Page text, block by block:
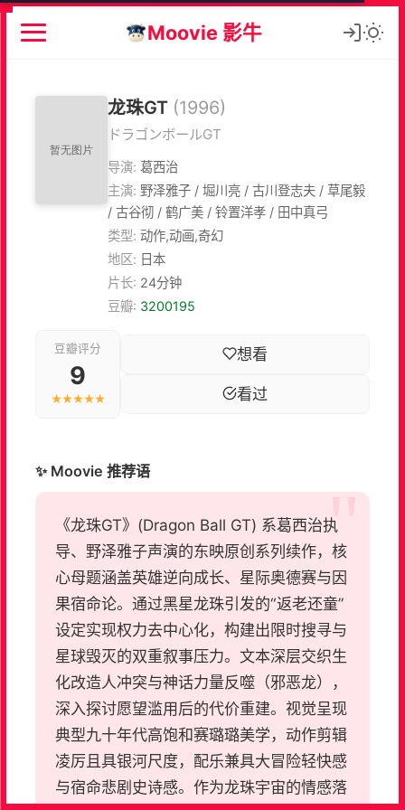
Moovie 影牛
龙珠GT (1996)
ドラゴンボールGT
导演: 葛西治
主演: 野泽雅子 / 堀川亮 / 古川登志夫 / 草尾毅
/ 古谷彻 / 鹤广美 / 铃置洋孝 / 田中真弓
类型: 动作,动画,奇幻
地区: 日本
片长: 24分钟
豆瓣: 3200195
豆瓣评分
9
★★★★★
想看
看过
✨ Moovie 推荐语
《龙珠GT》(Dragon Ball GT) 系葛西治执
导、野泽雅子声演的东映原创系列续作，核
心母题涵盖英雄逆向成长、星际奥德赛与因
果宿命论。通过黑星龙珠引发的“返老还童”
设定实现权力去中心化，构建出限时搜寻与
星球毁灭的双重叙事压力。文本深层交织生
化改造人冲突与神话力量反噬（邪恶龙），
深入探讨愿望滥用后的代价重建。视觉呈现
典型九十年代高饱和赛璐璐美学，动作剪辑
凌厉且具银河尺度，配乐兼具大冒险轻快感
与宿命悲剧史诗感。作为龙珠宇宙的情感落